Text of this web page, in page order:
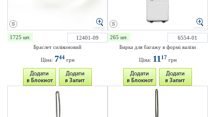
1725 шт.
12401-09
Браслет силіконовий
Ціна: 744грн
265 шт.
6554-01
Бирка для багажу в формі валізи
Ціна: 1117 грн